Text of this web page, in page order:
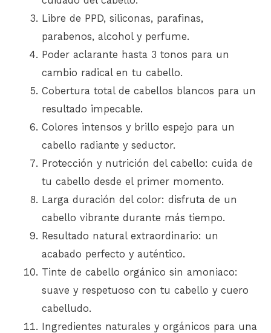
Libre de PPD, siliconas, parafinas,
parabenos, alcohol y perfume.
Poder aclarante hasta 3 tonos para un
cambio radical en tu cabello.
Cobertura total de cabellos blancos para un
resultado impecable.
Colores intensos y brillo espejo para un
cabello radiante y seductor.
Protección y nutrición del cabello: cuida de
tu cabello desde el primer momento.
Larga duración del color: disfruta de un
cabello vibrante durante más tiempo.
Resultado natural extraordinario: un
acabado perfecto y auténtico.
Tinte de cabello orgánico sin amoniaco:
suave y respetuoso con tu cabello y cuero
cabelludo.
Ingredientes naturales y orgánicos para una